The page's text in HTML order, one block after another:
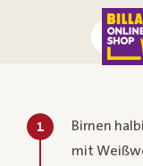
1
Birnen
mit